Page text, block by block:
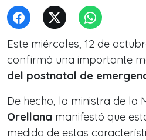
Este miércoles, 12 de
confirmó una importante
del postnatal de
De hecho, la ministra de la
Orellana manifestó que
medida de estas